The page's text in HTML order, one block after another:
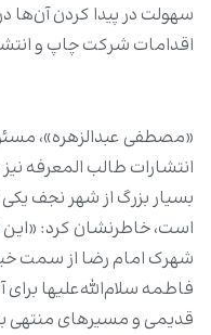
سهولت در پیدا کردن
اقدامات شرکت چاپ و
«مصطفی عبدالزهره»،
انتشارات طالب المعرفه
بسیار بزرگ از شهر نجف
است، خاطرنشان کرد:
شهرک امام رضا از سمت
فاطمه سلام‌الله‌علیها
قدیمی و مسیرهای